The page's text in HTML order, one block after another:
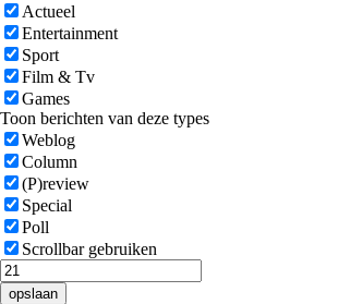
Actueel
Entertainment
Sport
Film & Tv
Games
Toon berichten van deze types
Weblog
Column
(P)review
Special
Poll
Scrollbar gebruiken
opslaan